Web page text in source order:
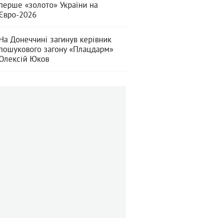
«золото» України на
2026
Донеччині загинув керівник
загону «Плацдарм»
Юков